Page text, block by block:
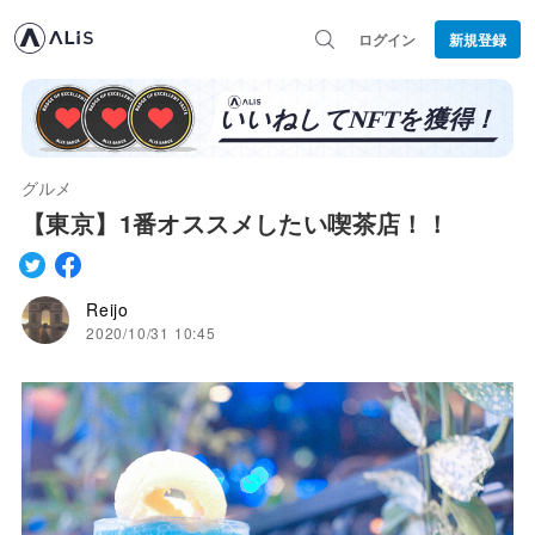
ログイン 新規登録
グルメ
【東京】1番オススメしたい喫茶店！！
Reijo
2020/10/31 10:45